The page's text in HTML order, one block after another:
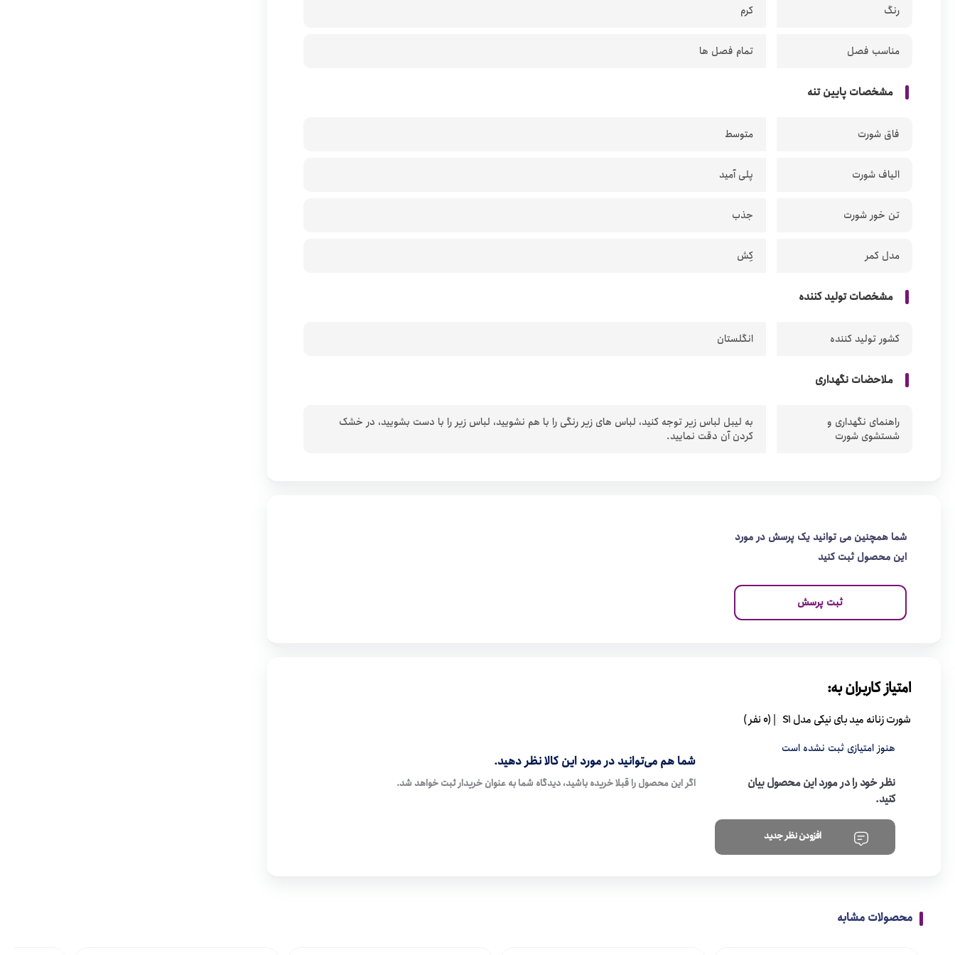
رنگ کرم
مناسب فصل تمام فصل ها
مشخصات پایین تنه
فاق شورت متوسط
الیاف شورت پلی آمید
تن خور شورت جذب
مدل کمر کِش
مشخصات تولید کننده
کشور تولید کننده انگلستان
ملاحضات نگهداری
راهنمای نگهداری و
شستشوی شورت
به لیبل لباس زیر توجه کنید، لباس های زیر رنگی را با هم نشویید، لباس زیر را با دست بشویید، در خشک
کردن آن دقت نمایید.
شما همچنین می توانید یک پرسش در مورد
این محصول ثبت کنید
ثبت پرسش
امتیاز کاربران به:
شورت زنانه مید بای نیکی مدل S1 | (0 نفر )
هنوز امتیازی ثبت نشده است
نظر خود را در مورد این محصول بیان
کنید.
افزودن نظر جدید
شما هم می‌توانید در مورد این کالا نظر دهید.
اگر این محصول را قبلا خریده باشید، دیدگاه شما به عنوان خریدار ثبت خواهد شد.
محصولات مشابه